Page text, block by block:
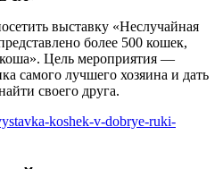
выставку «Неслучайная
более 500 кошек,
Цель мероприятия —
самого лучшего хозяина и дать
своего друга.
koshek-v-dobrye-ruki-